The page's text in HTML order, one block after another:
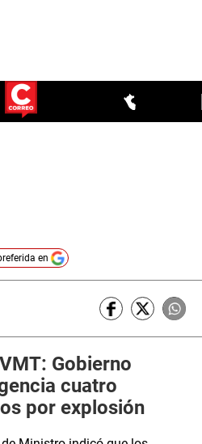
en
Gobierno
cuatro
por explosión